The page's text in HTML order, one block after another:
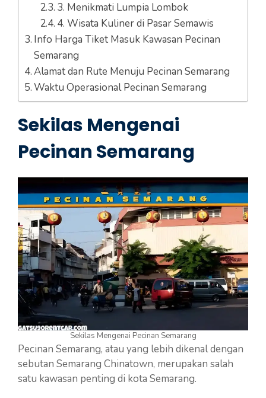
3. Menikmati Lumpia Lombok
4. Wisata Kuliner di Pasar Semawis
Info Harga Tiket Masuk Kawasan Pecinan
Semarang
Alamat dan Rute Menuju Pecinan Semarang
Waktu Operasional Pecinan Semarang
Sekilas Mengenai
Pecinan Semarang
Sekilas Mengenai Pecinan Semarang
Pecinan Semarang, atau yang lebih dikenal dengan
sebutan Semarang Chinatown, merupakan salah
satu kawasan penting di kota Semarang.